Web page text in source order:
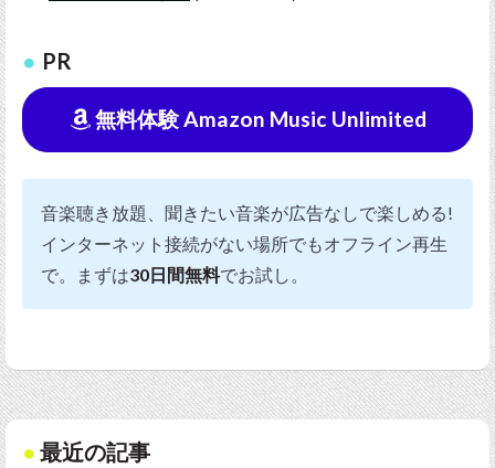
PR
無料体験 Amazon Music Unlimited
音楽聴き放題、聞きたい音楽が広告なしで楽しめる!
インターネット接続がない場所でもオフライン再生
で。まずは30日間無料でお試し。
最近の記事